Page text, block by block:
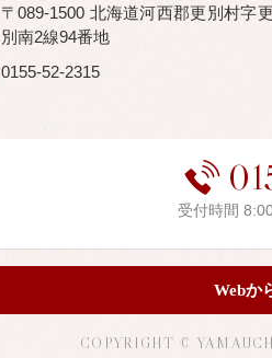
〒089-1500 北海道河西郡更別村字更
別南2線94番地
0155-52-2315
受付時間
Webか
COPYRIGHT ©